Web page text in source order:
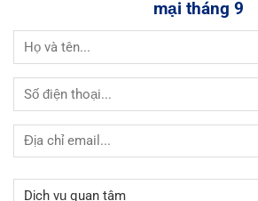
mại tháng 9